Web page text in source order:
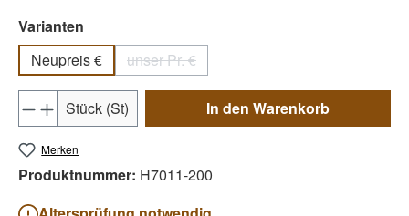
Varianten
Neupreis €
unser Pr. €
(Diese Option ist zurzeit nicht verfügbar.)
Produkt Anzahl: Gib den gewünschten
Stück (St) In den Warenkorb
Merken
Produktnummer: H7011-200